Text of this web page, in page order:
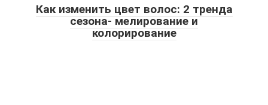
Как изменить цвет волос: 2 тренда
сезона- мелирование и
колорирование